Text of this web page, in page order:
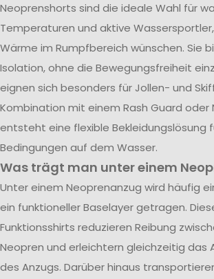
Neoprenshorts sind die ideale Wahl für
Temperaturen und aktive
Wärme im Rumpfbereich wünschen. Sie
Isolation, ohne die Bewegungsfreiheit
eignen sich besonders für Jollen- und
Kombination mit einem Rash Guard oder
entsteht eine flexible Bekleidungslösung
Bedingungen auf dem Wasser.
Was trägt man unter einem
Unter einem Neoprenanzug wird häufig
ein funktioneller Baselayer getragen.
Funktionsshirts reduzieren Reibung
Neopren und erleichtern gleichzeitig das
des Anzugs. Darüber hinaus